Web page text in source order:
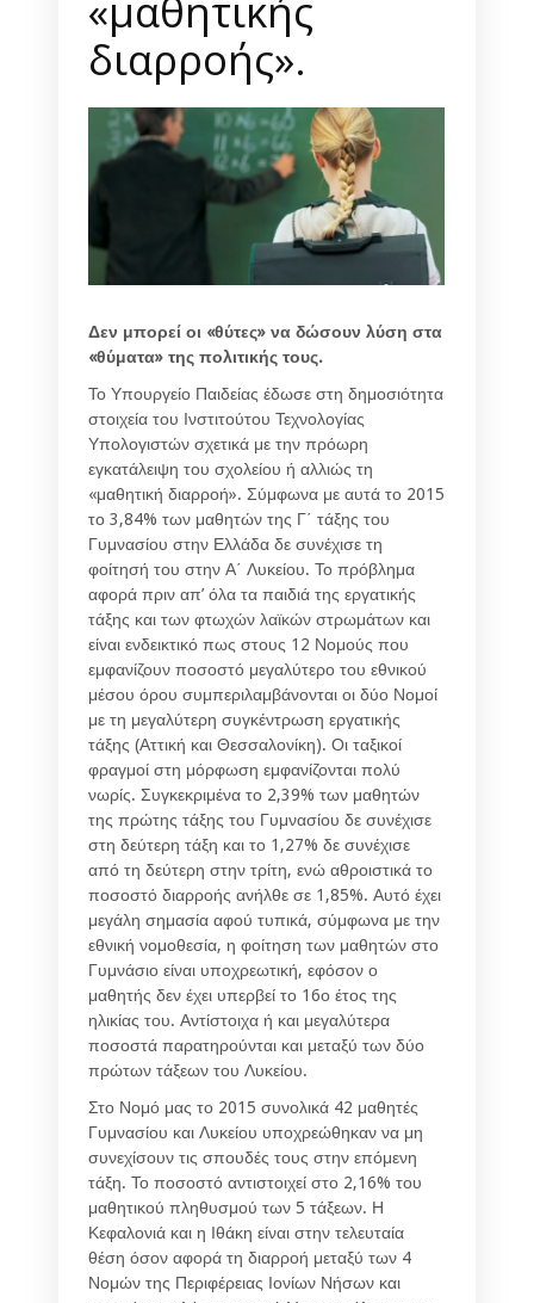
διαρροής».
Δεν μπορεί οι «θύτες» να δώσουν λύση στα
«θύματα» της πολιτικής τους.
Το Υπουργείο Παιδείας έδωσε στη δημοσιότητα
στοιχεία του Ινστιτούτου Τεχνολογίας
Υπολογιστών σχετικά με την πρόωρη
εγκατάλειψη του σχολείου ή αλλιώς τη
«μαθητική διαρροή». Σύμφωνα με αυτά το 2015
το 3,84% των μαθητών της Γ΄ τάξης του
Γυμνασίου στην Ελλάδα δε συνέχισε τη
φοίτησή του στην Α΄ Λυκείου. Το πρόβλημα
αφορά πριν απ’ όλα τα παιδιά της εργατικής
τάξης και των φτωχών λαϊκών στρωμάτων και
είναι ενδεικτικό πως στους 12 Νομούς που
εμφανίζουν ποσοστό μεγαλύτερο του εθνικού
μέσου όρου συμπεριλαμβάνονται οι δύο Νομοί
με τη μεγαλύτερη συγκέντρωση εργατικής
τάξης (Αττική και Θεσσαλονίκη). Οι ταξικοί
φραγμοί στη μόρφωση εμφανίζονται πολύ
νωρίς. Συγκεκριμένα το 2,39% των μαθητών
της πρώτης τάξης του Γυμνασίου δε συνέχισε
στη δεύτερη τάξη και το 1,27% δε συνέχισε
από τη δεύτερη στην τρίτη, ενώ αθροιστικά το
ποσοστό διαρροής ανήλθε σε 1,85%. Αυτό έχει
μεγάλη σημασία αφού τυπικά, σύμφωνα με την
εθνική νομοθεσία, η φοίτηση των μαθητών στο
Γυμνάσιο είναι υποχρεωτική, εφόσον ο
μαθητής δεν έχει υπερβεί το 16ο έτος της
ηλικίας του. Αντίστοιχα ή και μεγαλύτερα
ποσοστά παρατηρούνται και μεταξύ των δύο
πρώτων τάξεων του Λυκείου.
Στο Νομό μας το 2015 συνολικά 42 μαθητές
Γυμνασίου και Λυκείου υποχρεώθηκαν να μη
συνεχίσουν τις σπουδές τους στην επόμενη
τάξη. Το ποσοστό αντιστοιχεί στο 2,16% του
μαθητικού πληθυσμού των 5 τάξεων. Η
Κεφαλονιά και η Ιθάκη είναι στην τελευταία
θέση όσον αφορά τη διαρροή μεταξύ των 4
Νομών της Περιφέρειας Ιονίων Νήσων και